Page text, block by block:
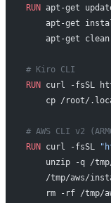
RUN apt-get
apt-get
apt-get
# Kiro CLI
RUN curl -fsSL
cp /root/
# AWS CLI v2
RUN curl -fsSL
unzip -q /
/tmp/aws/
rm -rf /tmp/